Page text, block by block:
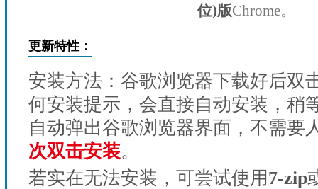
位)版Chrome。
更新特性：
安装方法：谷歌浏览器下载好后双
何安装提示，会直接自动安装，稍
自动弹出谷歌浏览器界面，不需要
次双击安装。
若实在无法安装，可尝试使用7-zip